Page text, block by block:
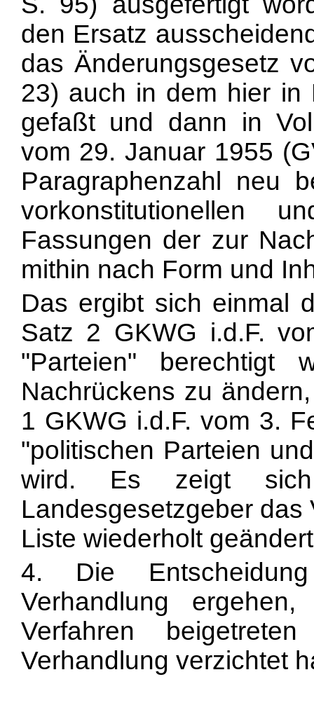
den Ersatz
das Änderungsgesetz
23) auch in dem hier in
gefaßt und dann in
vom 29. Januar 1955
Paragraphenzahl neu
vorkonstitutionellen
Fassungen der zur
mithin nach Form und
Das ergibt sich einmal
Satz 2 GKWG i.d.F.
"Parteien" berechtigt
Nachrückens zu
1 GKWG i.d.F. vom 3.
"politischen Parteien
wird. Es zeigt
Landesgesetzgeber
Liste wiederholt
4. Die
Verhandlung
Verfahren
Verhandlung verzichtet